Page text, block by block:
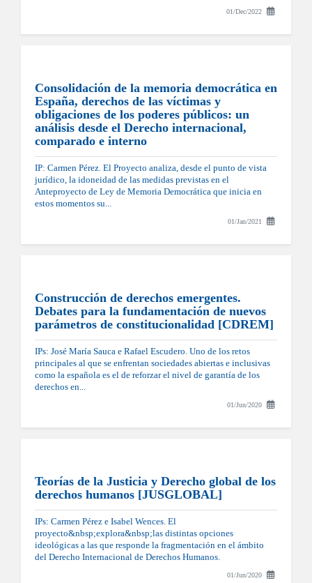
01/Dec/2022
Consolidación de la memoria democrática en
España, derechos de las víctimas y
obligaciones de los poderes públicos: un
análisis desde el Derecho internacional,
comparado e interno
IP: Carmen Pérez. El Proyecto analiza, desde el punto de vista
jurídico, la idoneidad de las medidas previstas en el
Anteproyecto de Ley de Memoria Democrática que inicia en
estos momentos su...
01/Jan/2021
Construcción de derechos emergentes.
Debates para la fundamentación de nuevos
parámetros de constitucionalidad [CDREM]
IPs: José María Sauca e Rafael Escudero. Uno de los retos
principales al que se enfrentan sociedades abiertas e inclusivas
como la española es el de reforzar el nivel de garantía de los
derechos en...
01/Jun/2020
Teorías de la Justicia y Derecho global de los
derechos humanos [JUSGLOBAL]
IPs: Carmen Pérez e Isabel Wences. El
proyecto&nbsp;explora&nbsp;las distintas opciones
ideológicas a las que responde la fragmentación en el ámbito
del Derecho Internacional de Derechos Humanos.
01/Jun/2020